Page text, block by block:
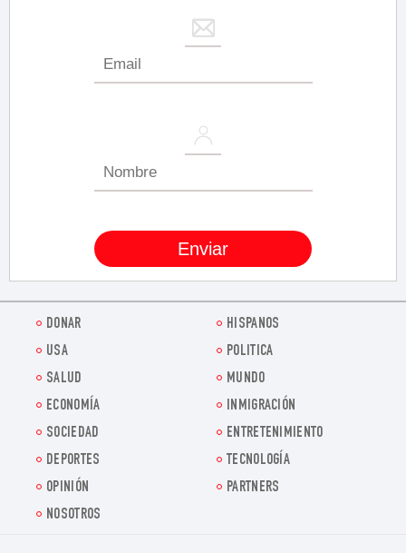
DONAR
HISPANOS
USA
POLITICA
SALUD
MUNDO
ECONOMÍA
INMIGRACIÓN
SOCIEDAD
ENTRETENIMIENTO
DEPORTES
TECNOLOGÍA
OPINIÓN
PARTNERS
NOSOTROS